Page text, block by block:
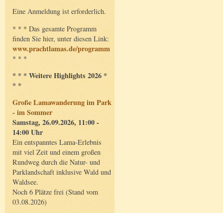
Eine Anmeldung ist erforderlich.
* * * Das gesamte Programm
finden Sie hier, unter diesen Link:
www.prachtlamas.de/programm
* * *
* * * Weitere Highlights 2026 *
* *
Große Lamawanderung im Park
- im Sommer
Samstag, 26.09.2026, 11:00 -
14:00 Uhr
Ein entspanntes Lama-Erlebnis
mit viel Zeit und einem großen
Rundweg durch die Natur- und
Parklandschaft inklusive Wald und
Waldsee.
Noch 6 Plätze frei (Stand vom
03.08.2026)